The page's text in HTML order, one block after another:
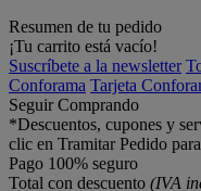
Resumen de tu pedido
¡Tu carrito está vacío!
Suscríbete a la newsletter
Conforama Tarjeta
Seguir Comprando
*Descuentos, cupones y
clic en Tramitar Pedido
Pago 100% seguro
Total con descuento (IVA